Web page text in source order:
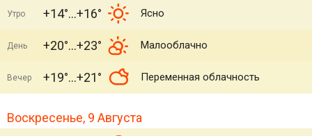
Утро +14° +16° Ясно
День +20° +23° Малооблачно
Вечер +19° +21° Переменная облачность
Воскресенье, 9 Августа